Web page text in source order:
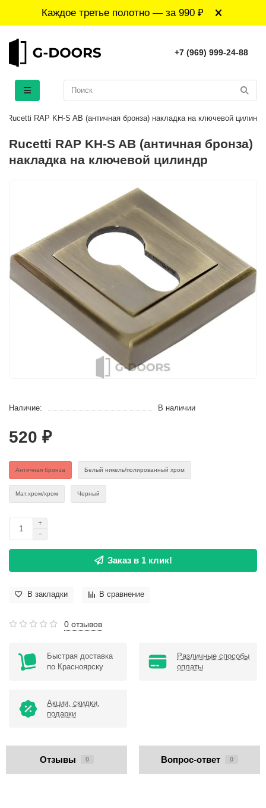
Каждое третье полотно — за 990 ₽
+7 (969) 999-24-88
Rucetti RAP KH-S AB (античная бронза) накладка на ключевой цилиндр
Rucetti RAP KH-S AB (античная бронза)
накладка на ключевой цилиндр
Наличие: В наличии
520 ₽
Античная бронза Белый никель/полированный хром
Мат.хром/хром Черный
Заказ в 1 клик!
В закладки В сравнение
0 отзывов
Быстрая доставка
по Красноярску
Различные способы
оплаты
Акции, скидки,
подарки
Отзывы 0 Вопрос-ответ 0